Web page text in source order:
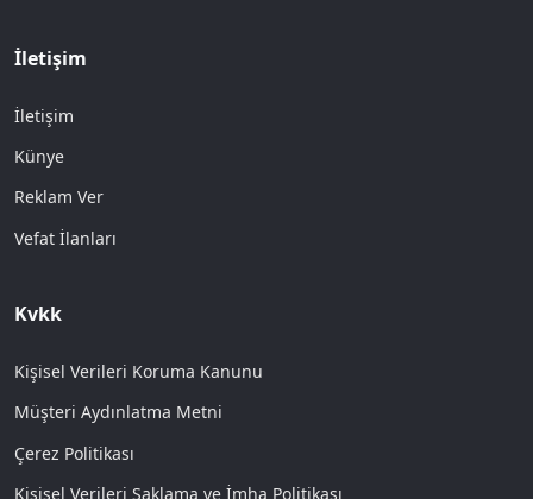
İletişim
İletişim
Künye
Reklam Ver
Vefat İlanları
Kvkk
Kişisel Verileri Koruma Kanunu
Müşteri Aydınlatma Metni
Çerez Politikası
Kişisel Verileri Saklama ve İmha Politikası